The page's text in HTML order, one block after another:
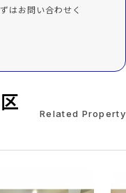
はお問い合わせく
Related Property